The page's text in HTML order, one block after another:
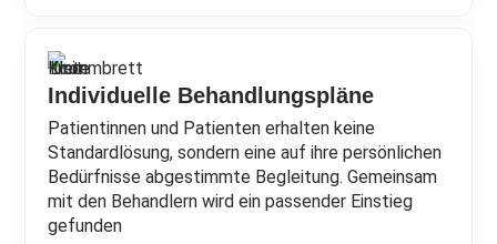
Individuelle Behandlungspläne
Patientinnen und Patienten erhalten keine
Standardlösung, sondern eine auf ihre persönlichen
Bedürfnisse abgestimmte Begleitung. Gemeinsam
mit den Behandlern wird ein passender Einstieg
gefunden